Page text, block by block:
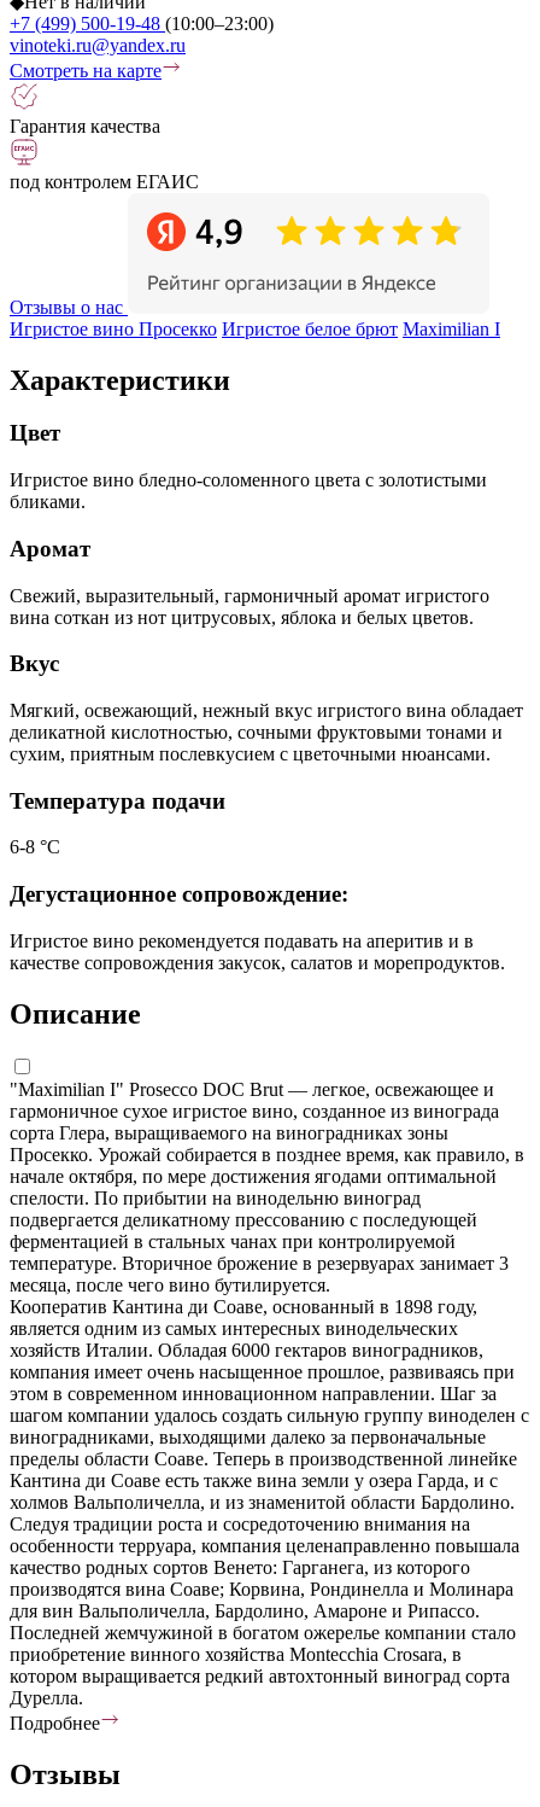
+7 (499) 500-19-48 (10:00–23:00)
vinoteki.ru@yandex.ru
Смотреть на карте
Гарантия качества
под контролем ЕГАИС
Отзывы о нас
Игристое вино Просекко Игристое белое брют Maximilian I
Характеристики
Цвет
Игристое вино бледно-соломенного цвета с золотистыми
бликами.
Аромат
Свежий, выразительный, гармоничный аромат игристого
вина соткан из нот цитрусовых, яблока и белых цветов.
Вкус
Мягкий, освежающий, нежный вкус игристого вина обладает
деликатной кислотностью, сочными фруктовыми тонами и
сухим, приятным послевкусием с цветочными нюансами.
Температура подачи
6-8 °С
Дегустационное сопровождение:
Игристое вино рекомендуется подавать на аперитив и в
качестве сопровождения закусок, салатов и морепродуктов.
Описание
"Maximilian I" Prosecco DOC Brut — легкое, освежающее и
гармоничное сухое игристое вино, созданное из винограда
сорта Глера, выращиваемого на виноградниках зоны
Просекко. Урожай собирается в позднее время, как правило, в
начале октября, по мере достижения ягодами оптимальной
спелости. По прибытии на винодельню виноград
подвергается деликатному прессованию с последующей
ферментацией в стальных чанах при контролируемой
температуре. Вторичное брожение в резервуарах занимает 3
месяца, после чего вино бутилируется.
Кооператив Кантина ди Соаве, основанный в 1898 году,
является одним из самых интересных винодельческих
хозяйств Италии. Обладая 6000 гектаров виноградников,
компания имеет очень насыщенное прошлое, развиваясь при
этом в современном инновационном направлении. Шаг за
шагом компании удалось создать сильную группу виноделен с
виноградниками, выходящими далеко за первоначальные
пределы области Соаве. Теперь в производственной линейке
Кантина ди Соаве есть также вина земли у озера Гарда, и с
холмов Вальполичелла, и из знаменитой области Бардолино.
Следуя традиции роста и сосредоточению внимания на
особенности терруара, компания целенаправленно повышала
качество родных сортов Венето: Гарганега, из которого
производятся вина Соаве; Корвина, Рондинелла и Молинара
для вин Вальполичелла, Бардолино, Амароне и Рипассо.
Последней жемчужиной в богатом ожерелье компании стало
приобретение винного хозяйства Montecchia Crosara, в
котором выращивается редкий автохтонный виноград сорта
Дурелла.
Подробнее
Отзывы